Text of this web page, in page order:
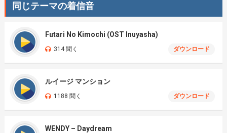
同じテーマの着信音
Futari No Kimochi (OST Inuyasha)
314 聞く ダウンロード
ルイージ マンション
1188 聞く ダウンロード
WENDY – Daydream